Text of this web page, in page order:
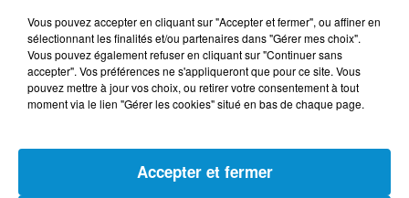
23 juillet 2026
Les Zinformés - 23/07/26
22 juillet 2026
Les Zinformés - 22/07/26
Vous pouvez accepter en cliquant sur "Accepter et fermer", ou affiner en
sélectionnant les finalités et/ou partenaires dans "Gérer mes choix".
Vous pouvez également refuser en cliquant sur "Continuer sans
accepter". Vos préférences ne s'appliqueront que pour ce site. Vous
pouvez mettre à jour vos choix, ou retirer votre consentement à tout
moment via le lien "Gérer les cookies" situé en bas de chaque page.
Accepter et fermer